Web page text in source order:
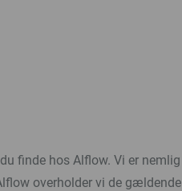
finde hos Alflow. Vi er nemlig
overholder vi de gældende